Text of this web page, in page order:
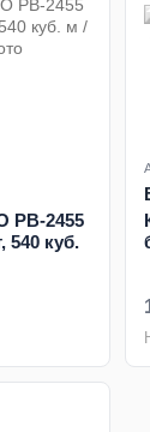
PB-2455
540 куб.